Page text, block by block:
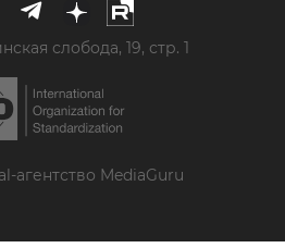
слобода, 19, стр. 1
агентство MediaGuru